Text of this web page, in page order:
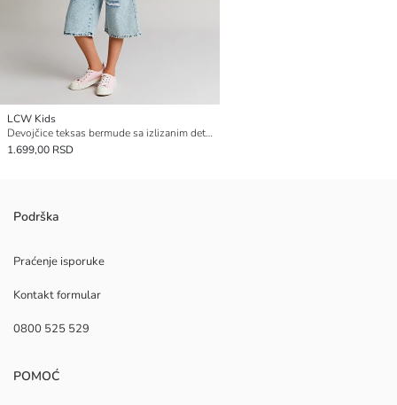
LCW Kids
Devojčice teksas bermude sa izlizanim detaljima
1.699,00 RSD
Podrška
Praćenje isporuke
Kontakt formular
0800 525 529
POMOĆ